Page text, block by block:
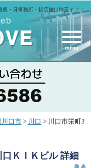
・貸事務所・貸店舗は埼玉オフィ
menu
川口市 > 川口 > 川口市栄町3
ＫＩＫビル詳細